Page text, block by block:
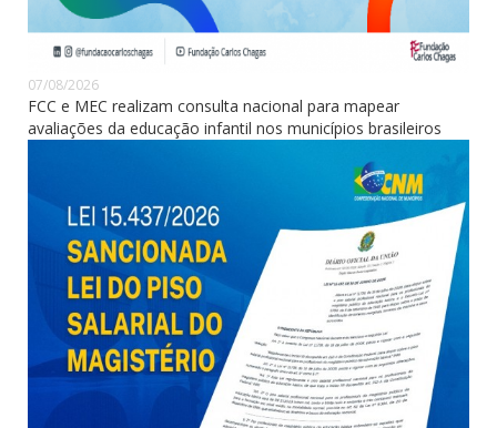
07/08/2026
FCC e MEC realizam consulta nacional para mapear
avaliações da educação infantil nos municípios brasileiros